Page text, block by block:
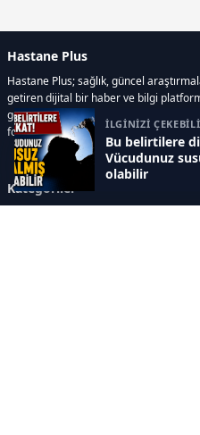
İLGİNİZİ
Bu belirtilere
Vücudunuz
olabilir
Hastane Plus
Hastane Plus; sağlık, güncel
getiren dijital bir haber ve bilgi
gelişmeler, bilimsel araştırmalar,
fotoğraf galerileri ve e-gazete içerikleri
Kategoriler